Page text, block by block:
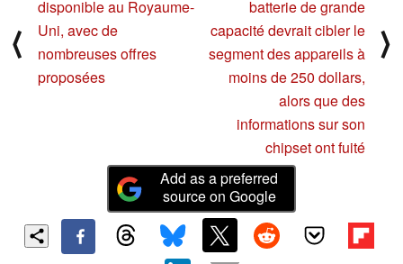
⟨
disponible au Royaume-
Uni, avec de
nombreuses offres
proposées
batterie de grande
capacité devrait cibler le
segment des appareils à
moins de 250 dollars,
alors que des
informations sur son
chipset ont fuité
⟩
Add as a preferred
source on Google